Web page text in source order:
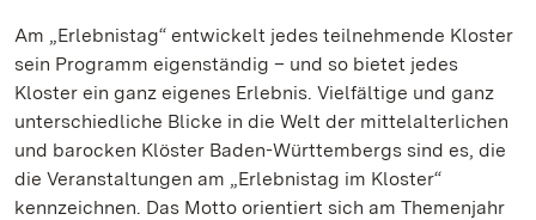
Am „Erlebnistag“ entwickelt jedes teilnehmende Kloster
sein Programm eigenständig – und so bietet jedes
Kloster ein ganz eigenes Erlebnis. Vielfältige und ganz
unterschiedliche Blicke in die Welt der mittelalterlichen
und barocken Klöster Baden-Württembergs sind es, die
die Veranstaltungen am „Erlebnistag im Kloster“
kennzeichnen. Das Motto orientiert sich am Themenjahr